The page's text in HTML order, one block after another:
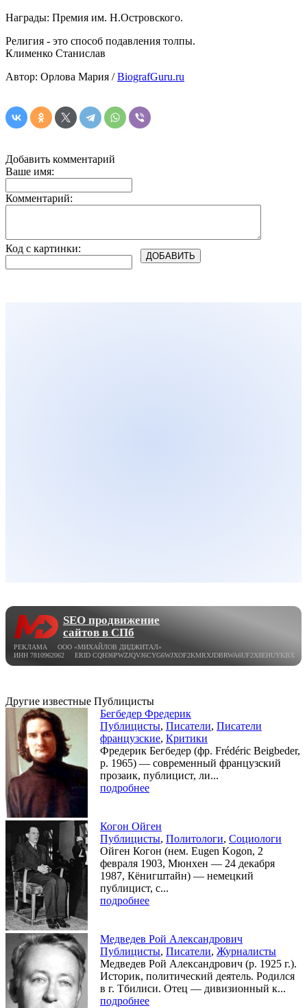
Награды: Премия им. Н.Островского.
Религия - это способ подавления толпы.
Клименко Станислав
Автор: Орлова Мария /BiografGuru.ru
Добавить комментарий
Ваше имя:
Комментарий:
Код с картинки:
SEO продвижение
сайтов в СПб
РЕКЛАМА ООО «МИХАЙЛОВ ДИДЖИТАЛ»
ИНН 7810962062 ERID CQH36PWZJQVJ6CYG6WJXOF2KMRXJDBRWA6UF2X8EHUYKBX
Другие известные Публицисты
Бегбедер Фредерик
Публицисты, Писатели, Писатели
французские, Критики
Фредерик Бегбедер (фр. Frédéric Beigbeder,
р. 1965) — современный французский
прозаик, публицист, ли...
подробнее
Когон Ойген
Публицисты, Политологи, Социологи
Ойген Когон (нем. Eugen Kogon, 2
февраля 1903, Мюнхен — 24 декабря
1987, Кёнигштайн) — немецкий
публицист, с...
подробнее
Медведев Рой Александрович
Публицисты, Писатели, Журналисты
Медведев Рой Александрович (р. 1925 г.).
Историк, политический деятель. Родился
в г. Тбилиси. Отец — дивизионный к...
подробнее